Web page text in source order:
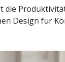
Design für